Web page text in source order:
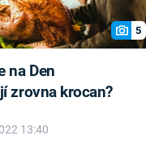
5
na Den
zrovna krocan?
13:40